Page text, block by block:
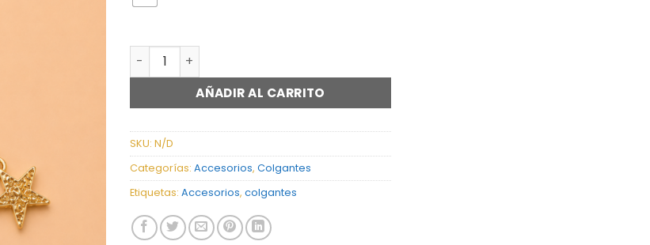
ACCESORIO PARA PASACINTO - HADA cantidad
AÑADIR AL CARRITO
SKU: N/D
Categorías: Accesorios, Colgantes
Etiquetas: Accesorios, colgantes